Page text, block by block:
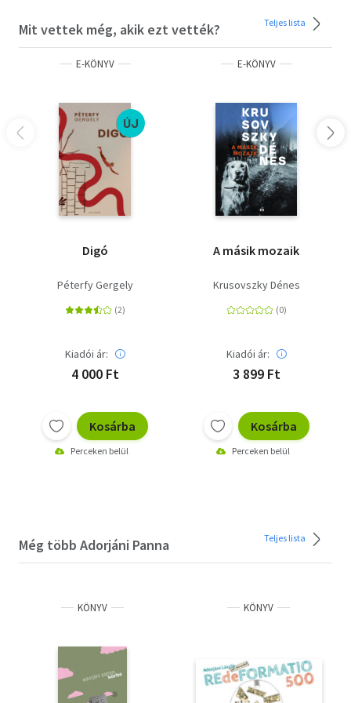
Mit vettek még, akik ezt vették? Teljes lista
E-KÖNYV
ÚJ
Digó
Péterfy Gergely
Kiadói ár:
4 000 Ft
Kosárba
Perceken belül
E-KÖNYV
A másik mozaik
Krusovszky Dénes
Kiadói ár:
3 899 Ft
Kosárba
Perceken belül
Még több Adorjáni Panna Teljes lista
KÖNYV KÖNYV